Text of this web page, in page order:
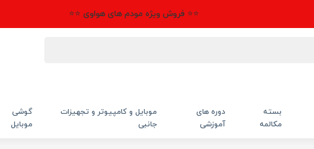
⭐⭐ فروش ویژه مودم های هواوی ⭐⭐
بسته
مکالمه
دوره های
آموزشی
موبایل و کامپیوتر و تجهیزات
جانبی
گوشی
موبایل